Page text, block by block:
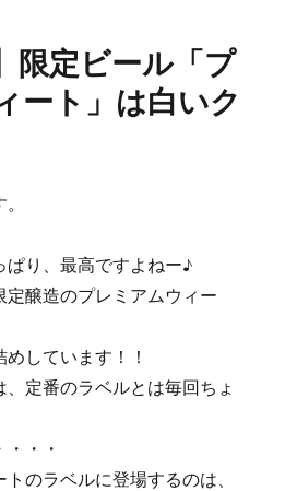
限定ビール「プ
ート」は白いク
ぱり、最高ですよねー♪
定醸造のプレミアムウィー
しています！！
定番のラベルとは毎回ちょ
・・
のラベルに登場するのは、